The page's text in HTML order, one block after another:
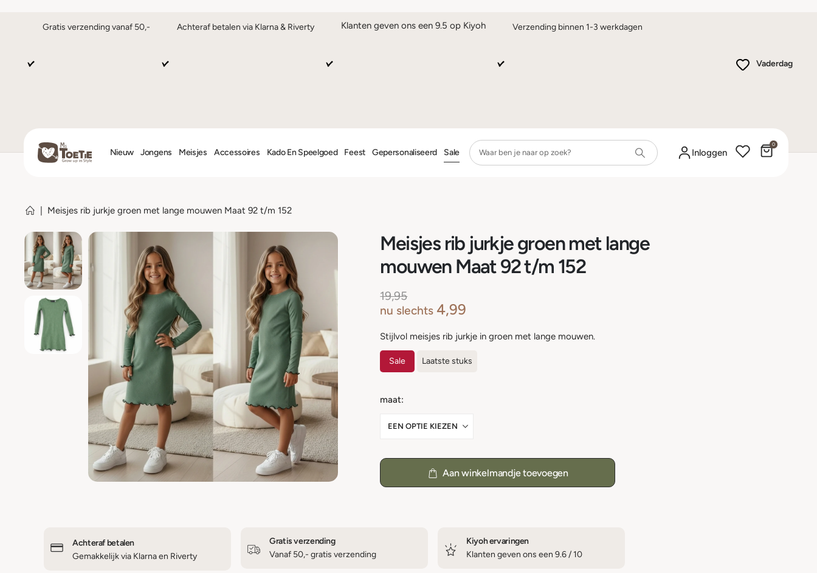
Gratis verzending vanaf 50,- Achteraf betalen via Klarna & Riverty Klanten geven ons een 9.5 op Kiyoh Verzending binnen 1-3 werkdagen
Vaderdag
Nieuw Jongens Meisjes Accessoires Kado En Speelgoed Feest Gepersonaliseerd Sale Inloggen
0
Meisjes rib jurkje groen met lange mouwen Maat 92 t/m 152
Meisjes rib jurkje groen met lange
mouwen Maat 92 t/m 152
19,95
nu slechts 4,99
Stijlvol meisjes rib jurkje in groen met lange mouwen.
Sale Laatste stuks
maat
Aan winkelmandje toevoegen
Achteraf betalen
Gemakkelijk via Klarna en Riverty
Gratis verzending
Vanaf 50,- gratis verzending
Kiyoh ervaringen
Klanten geven ons een 9.6 / 10